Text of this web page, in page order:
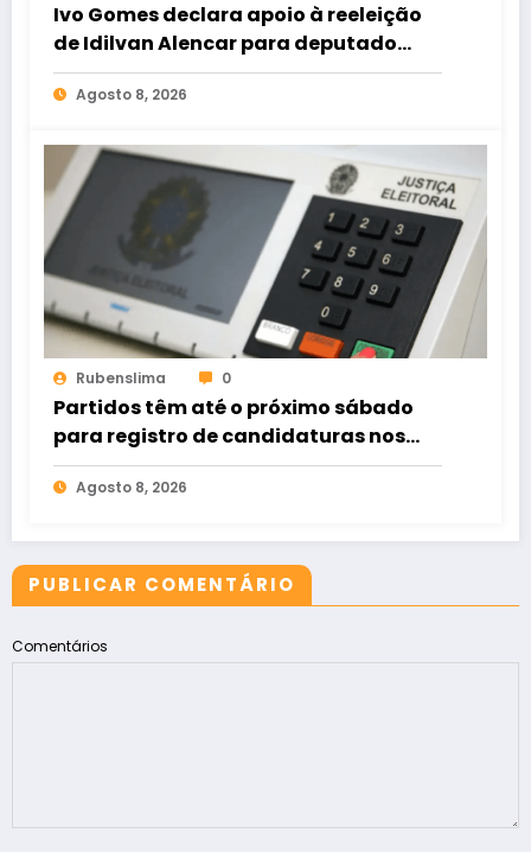
Ivo Gomes declara apoio à reeleição
de Idilvan Alencar para deputado
federal
Agosto 8, 2026
Rubenslima 0
Partidos têm até o próximo sábado
para registro de candidaturas nos
tribunais
Agosto 8, 2026
PUBLICAR COMENTÁRIO
Comentários